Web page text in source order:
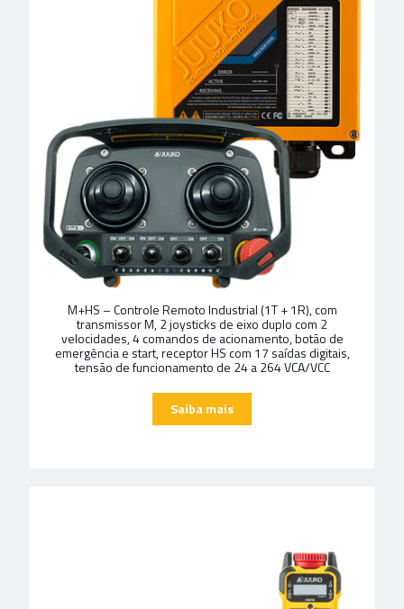
M+HS – Controle Remoto Industrial (1T + 1R), com
transmissor M, 2 joysticks de eixo duplo com 2
velocidades, 4 comandos de acionamento, botão de
emergência e start, receptor HS com 17 saídas digitais,
tensão de funcionamento de 24 a 264 VCA/VCC